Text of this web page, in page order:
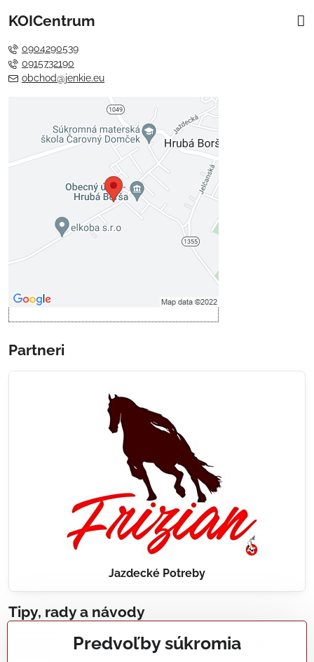
KOICentrum
0904290539
0915732190
obchod@jenkie.eu
Externý obsah je blokovaný
Voľbami súkromia
Prajete si načítať externý obsah?
Povoliť tentokrát
Povoliť a zapamätať - súhlas s
Partneri
Jazdecké Potreby
Tipy, rady a návody
Realizácie záhradných jazierok, bazénov, fontán,
Predvoľby súkromia